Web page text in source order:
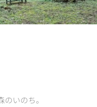
いのち。